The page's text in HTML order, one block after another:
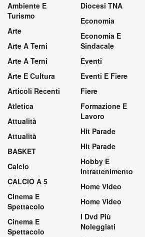
Ambiente E
Turismo
Arte
Arte A Terni
Arte A Terni
Arte E Cultura
Articoli Recenti
Atletica
Attualità
Attualità
BASKET
Calcio
CALCIO A 5
Cinema E
Spettacolo
Cinema E
Spettacolo
Diocesi TNA
Economia
Economia E
Sindacale
Eventi
Eventi E Fiere
Fiere
Formazione E
Lavoro
Hit Parade
Hit Parade
Hobby E
Intrattenimento
Home Video
Home Video
I Dvd Più
Noleggiati